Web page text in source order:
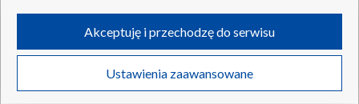
Informacje o nadawcy
Program dla prasy
Ogłoszenie przetargowe
Kanały
©2026 Telewizja Polska S.A. w likwidacji
ruchu w Internecie.
Twoje dane osobowe zbierane podczas odwiedzania przez Ciebie
poszczególnych serwisówna Portalu, takie jak adresy IP, identyfikatory
Ustawienia zaawansowane
Akceptuję i przechodzę do serwisu